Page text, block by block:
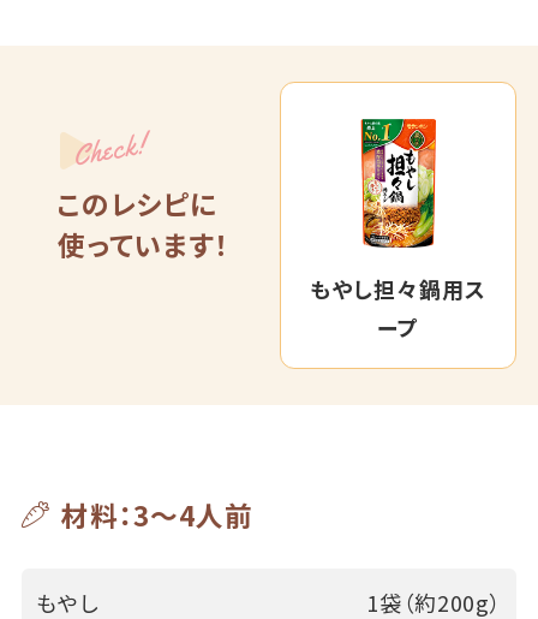
Check!
このレシピに
使っています！
もやし担々鍋用ス
ープ
材料：3～4人前
もやし 1袋（約200g）